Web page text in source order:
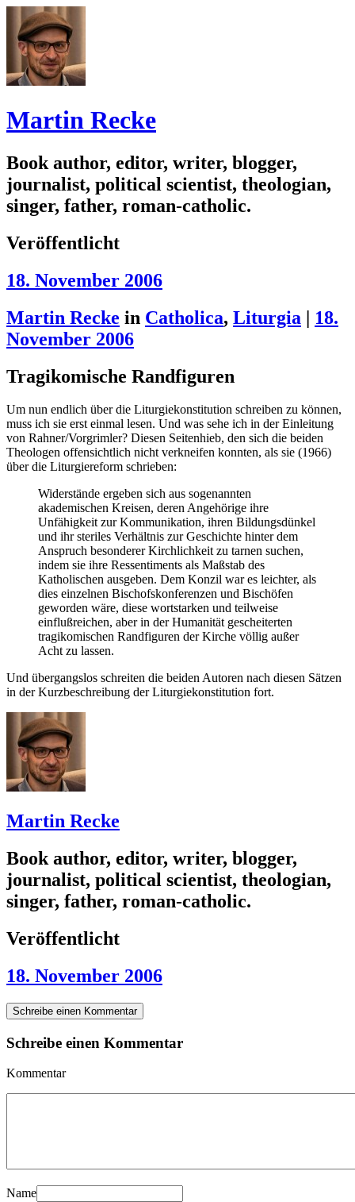
Martin Recke
Book author, editor, writer, blogger,
journalist, political scientist, theologian,
singer, father, roman-catholic.
Veröffentlicht
18. November 2006
Martin Recke in Catholica, Liturgia | 18.
November 2006
Tragikomische Randfiguren
Um nun endlich über die Liturgiekonstitution schreiben zu können,
muss ich sie erst einmal lesen. Und was sehe ich in der Einleitung
von Rahner/Vorgrimler? Diesen Seitenhieb, den sich die beiden
Theologen offensichtlich nicht verkneifen konnten, als sie (1966)
über die Liturgiereform schrieben:
Widerstände ergeben sich aus sogenannten
akademischen Kreisen, deren Angehörige ihre
Unfähigkeit zur Kommunikation, ihren Bildungsdünkel
und ihr steriles Verhältnis zur Geschichte hinter dem
Anspruch besonderer Kirchlichkeit zu tarnen suchen,
indem sie ihre Ressentiments als Maßstab des
Katholischen ausgeben. Dem Konzil war es leichter, als
dies einzelnen Bischofskonferenzen und Bischöfen
geworden wäre, diese wortstarken und teilweise
einflußreichen, aber in der Humanität gescheiterten
tragikomischen Randfiguren der Kirche völlig außer
Acht zu lassen.
Und übergangslos schreiten die beiden Autoren nach diesen Sätzen
in der Kurzbeschreibung der Liturgiekonstitution fort.
Martin Recke
Book author, editor, writer, blogger,
journalist, political scientist, theologian,
singer, father, roman-catholic.
Veröffentlicht
18. November 2006
Schreibe einen Kommentar
Schreibe einen Kommentar
Kommentar
Name